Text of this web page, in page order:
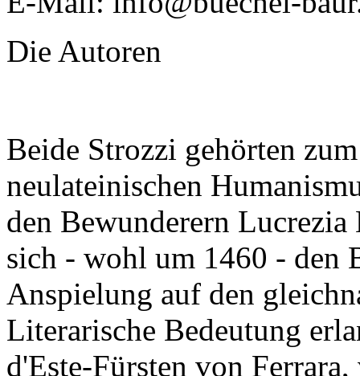
Die Autoren
Beide Strozzi gehörten
neulateinischen
den Bewunderern
sich - wohl um 1460 - den
Anspielung auf den
Literarische Bedeutung
d'Este-Fürsten von